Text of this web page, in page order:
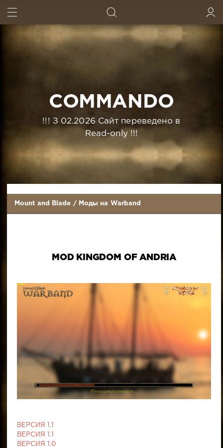
COMMANDO
!!! З 02.2026 Сайт переведено в
Read-only !!!
Mount and Blade / Моды на Warband
MOD KINGDOM OF ANDRIA
ВЕРСИЯ 1.1
ВЕРСИЯ 1.1
ВЕРСИЯ 1.0